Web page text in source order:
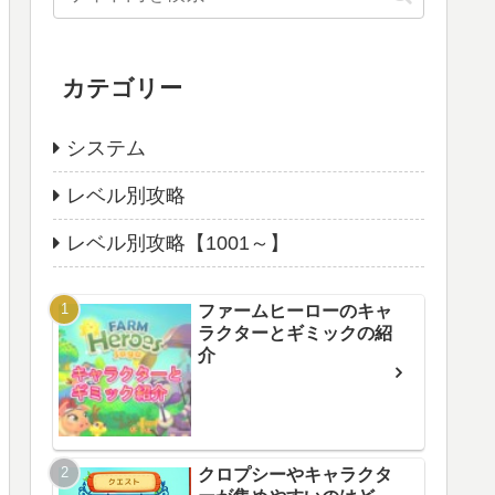
カテゴリー
システム
レベル別攻略
レベル別攻略【1001～】
ファームヒーローのキャ
ラクターとギミックの紹
介
クロプシーやキャラクタ